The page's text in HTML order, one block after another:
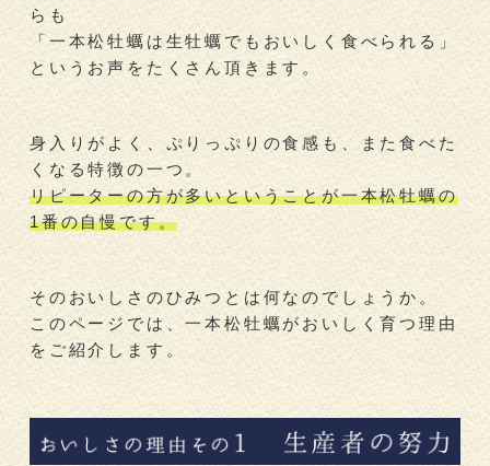
らも
「一本松牡蠣は生牡蠣でもおいしく食べられる」
というお声をたくさん頂きます。
身入りがよく、ぷりっぷりの食感も、また食べた
くなる特徴の一つ。
リピーターの方が多いということが一本松牡蠣の
1番の自慢です。
そのおいしさのひみつとは何なのでしょうか。
このページでは、一本松牡蠣がおいしく育つ理由
をご紹介します。